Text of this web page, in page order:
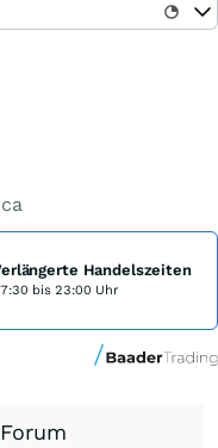
Handelszeiten
bis 23:00 Uhr